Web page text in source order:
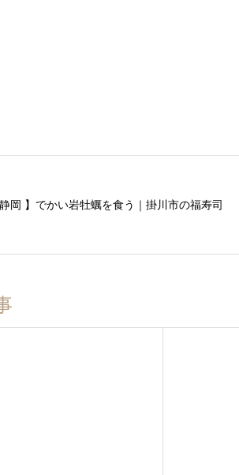
静岡 】でかい岩牡蠣を食う｜掛川市の福寿司